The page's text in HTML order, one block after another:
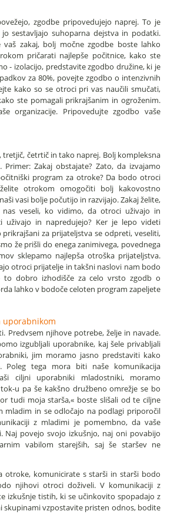
zgodbe pripovedujejo naprej. To je
sestavljajo suhoparna dejstva in podatki.
vaš zakaj, bolj močne zgodbe boste lahko
pričarati najlepše počitnice, kako ste
- izolacijo, predstavite zgodbo družine, ki je
za 80%, povejte zgodbo o intenzivnih
kako so se otroci pri vas naučili smučati,
ste pomagali prikrajšanim in ogroženim.
organizacije. Pripovedujte zgodbo vaše
tretjič, četrtič in tako naprej. Bolj kompleksna
Zakaj obstajate? Zato, da izvajamo
program za otroke? Da bodo otroci
otrokom omogočiti bolj kakovostno
vasi bolje počutijo in razvijajo. Zakaj želite,
veseli, ko vidimo, da otroci uživajo in
uživajo in napredujejo? Ker je lepo videti
za prijateljstva se odpreti, veseliti,
že prišli do enega zanimivega, povednega
sklepamo najlepša otroška prijateljstva.
otroci prijatelje in takšni naslovi nam bodo
dobro izhodišče za celo vrsto zgodb o
lahko v bodoče celoten program zapeljete
uporabnikom
Predvsem njihove potrebe, želje in navade.
izgubljali uporabnike, kaj šele privabljali
jim moramo jasno predstaviti kako
tega mora biti naše komunikacija
ciljni uporabniki mladostniki, moramo
u pa še kakšno družbeno omrežje se bo
tudi moja starša,« boste slišali od te ciljne
mladim in se odločajo na podlagi priporočil
z mladimi je pomembno, da vaše
Naj povejo svojo izkušnjo, naj oni povabijo
vabilom starejših, saj še staršev ne
otroke, komunicirate s starši in starši bodo
njihovi otroci doživeli. V komunikaciji z
izkušnje tistih, ki se učinkovito spopadajo z
vzpostavite pristen odnos, bodite